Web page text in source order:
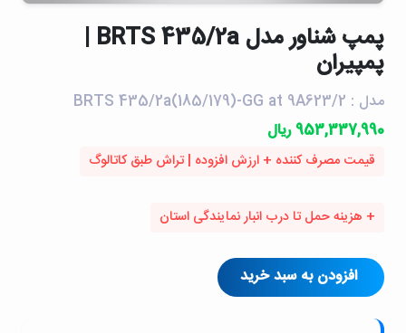
پمپ شناور مدل BRTS 435/2a |
پمپیران
مدل : BRTS 435/2a(185/179)-GG at 9A623/2
953,337,990 ریال
قیمت مصرف کننده + ارزش افزوده | تراش طبق کاتالوگ
+ هزینه حمل تا درب انبار نمایندگی استان
افزودن به سبد خرید